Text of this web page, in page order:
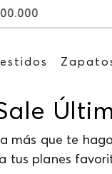
suscribiéndote
más que te
tus planes